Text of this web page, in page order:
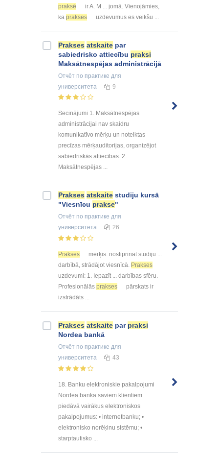
praksē
ir A. M ... jomā. Vienojāmies,
ka prakses uzdevumus es veikšu ...
Prakses atskaite par
sabiedrisko attiecību praksi
Maksātnespējas administrācijā
Отчёт по практике для
университета
9
Secinājumi 1. Maksātnespējas
administrācijai nav skaidru
komunikatīvo mērķu un noteiktas
precīzas mērķauditorijas, organizējot
sabiedriskās attiecības. 2.
Maksātnespējas ...
Prakses atskaite studiju kursā
"Viesnīcu prakse"
Отчёт по практике для
университета
26
Prakses
mērķis: nostiprināt studiju ...
darbībā, strādājot viesnīcā. Prakses
uzdevumi: 1. Iepazīt ... darbības sfēru.
Profesionālās prakses
pārskats ir
izstrādāts ...
Prakses atskaite par praksi
Nordea bankā
Отчёт по практике для
университета
43
18. Banku elektroniskie pakalpojumi
Nordea banka saviem klientiem
piedāvā vairākus elektroniskos
pakalpojumus: • internetbanku; •
elektronisko norēķinu sistēmu; •
starptautisko ...